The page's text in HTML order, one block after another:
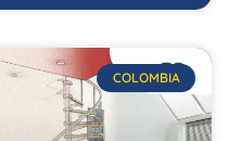
COLOMBIA